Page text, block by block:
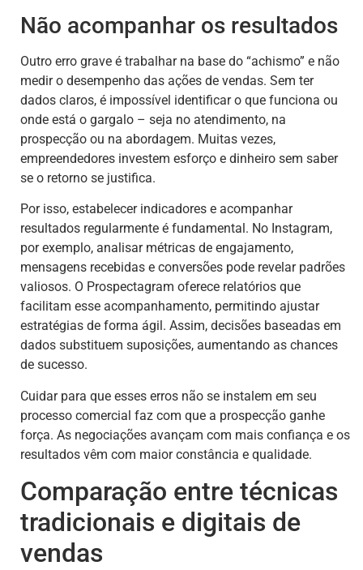
Não acompanhar os resultados
Outro erro grave é trabalhar na base do “achismo” e não
medir o desempenho das ações de vendas. Sem ter
dados claros, é impossível identificar o que funciona ou
onde está o gargalo – seja no atendimento, na
prospecção ou na abordagem. Muitas vezes,
empreendedores investem esforço e dinheiro sem saber
se o retorno se justifica.
Por isso, estabelecer indicadores e acompanhar
resultados regularmente é fundamental. No Instagram,
por exemplo, analisar métricas de engajamento,
mensagens recebidas e conversões pode revelar padrões
valiosos. O Prospectagram oferece relatórios que
facilitam esse acompanhamento, permitindo ajustar
estratégias de forma ágil. Assim, decisões baseadas em
dados substituem suposições, aumentando as chances
de sucesso.
Cuidar para que esses erros não se instalem em seu
processo comercial faz com que a prospecção ganhe
força. As negociações avançam com mais confiança e os
resultados vêm com maior constância e qualidade.
Comparação entre técnicas
tradicionais e digitais de
vendas